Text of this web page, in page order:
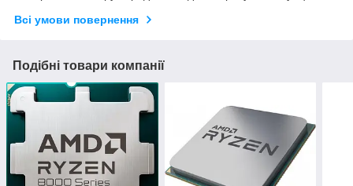
Всі умови повернення
Подібні товари компанії